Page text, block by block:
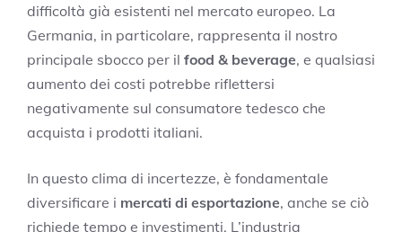
difficoltà già esistenti nel mercato europeo. La
Germania, in particolare, rappresenta il nostro
principale sbocco per il food & beverage, e qualsiasi
aumento dei costi potrebbe riflettersi
negativamente sul consumatore tedesco che
acquista i prodotti italiani.
In questo clima di incertezze, è fondamentale
diversificare i mercati di esportazione, anche se ciò
richiede tempo e investimenti. L’industria